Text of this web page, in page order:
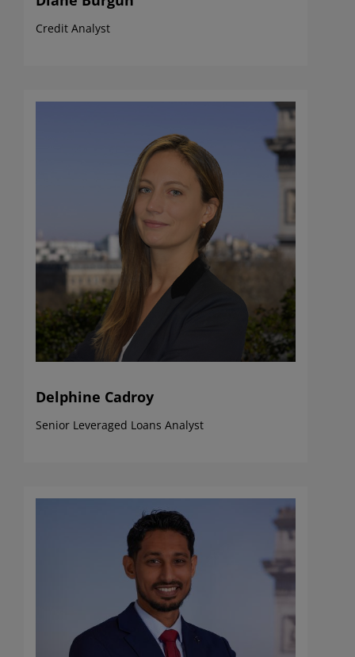
Credit Analyst
Delphine Cadroy
Senior Leveraged Loans Analyst